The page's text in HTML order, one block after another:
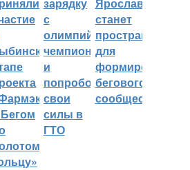
с
олимпийским
чемпионом
и
попробовали
свои
силы в
ГТО
станет
пространством
для
формирования
бегового
сообщества